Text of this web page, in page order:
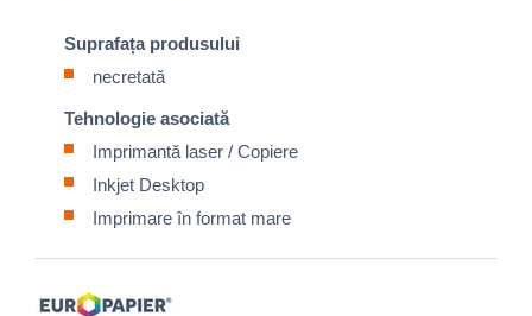
Suprafața produsului
necretată
Tehnologie asociată
Imprimantă laser / Copiere
Inkjet Desktop
Imprimare în format mare